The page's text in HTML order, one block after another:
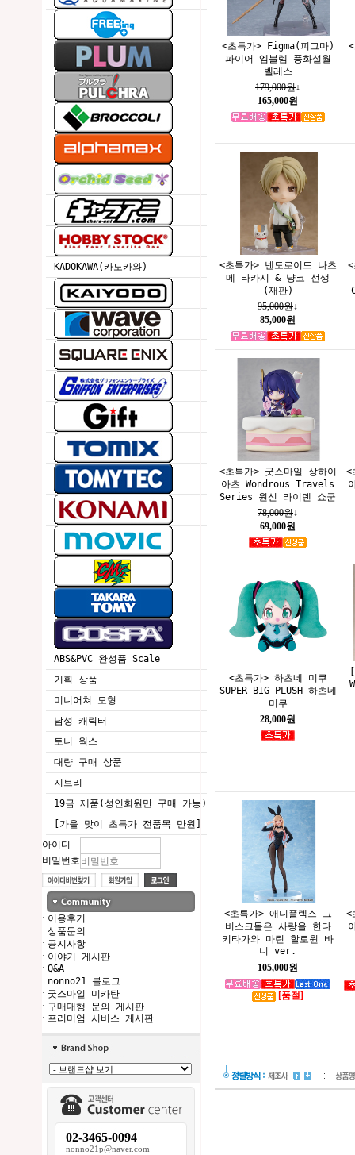
KADOKAWA(카도카와)
ABS&PVC 완성품 Scale
기획 상품
미니어쳐 모형
남성 캐릭터
토니 웍스
대량 구매 상품
지브리
19금 제품(성인회원만 구매 가능)
[가을 맞이 초특가 전품목 만원]
아이디
비밀번호
· 이용후기
· 상품문의
· 공지사항
· 이야기 게시판
· Q&A
· nonno21 블로그
· 굿스마일 미카탄
· 구매대행 문의 게시판
· 프리미엄 서비스 게시판
02-3465-0094
nonno21p@naver.com
<초특가> Figma(피그마)
파이어 엠블렘 풍화설월
벨레스
179,000원↓
165,000원
<초특가> 넨도로이드 나츠
메 타카시 & 냥코 선생
(재판)
95,000원↓
85,000원
<초특가> 굿스마일 상하이
아츠 Wondrous Travels
Series 원신 라이덴 쇼군
78,000원↓
69,000원
<
<초특가> 하츠네 미쿠
SUPER BIG PLUSH 하츠네
미쿠
28,000원
<초특가> 애니플렉스 그
비스크돌은 사랑을 한다
키타가와 마린 할로윈 바
니 ver.
105,000원
[품절]
<